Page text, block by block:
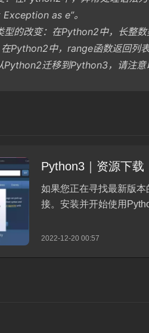
as e”。
型的改变：在Python2中，长整
Python2中，range函数返回列
Python2迁移到Python3，请注意